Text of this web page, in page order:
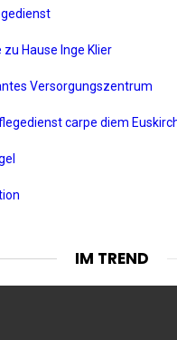
Hause Inge Klier
Versorgungszentrum
carpe diem
IM TREND